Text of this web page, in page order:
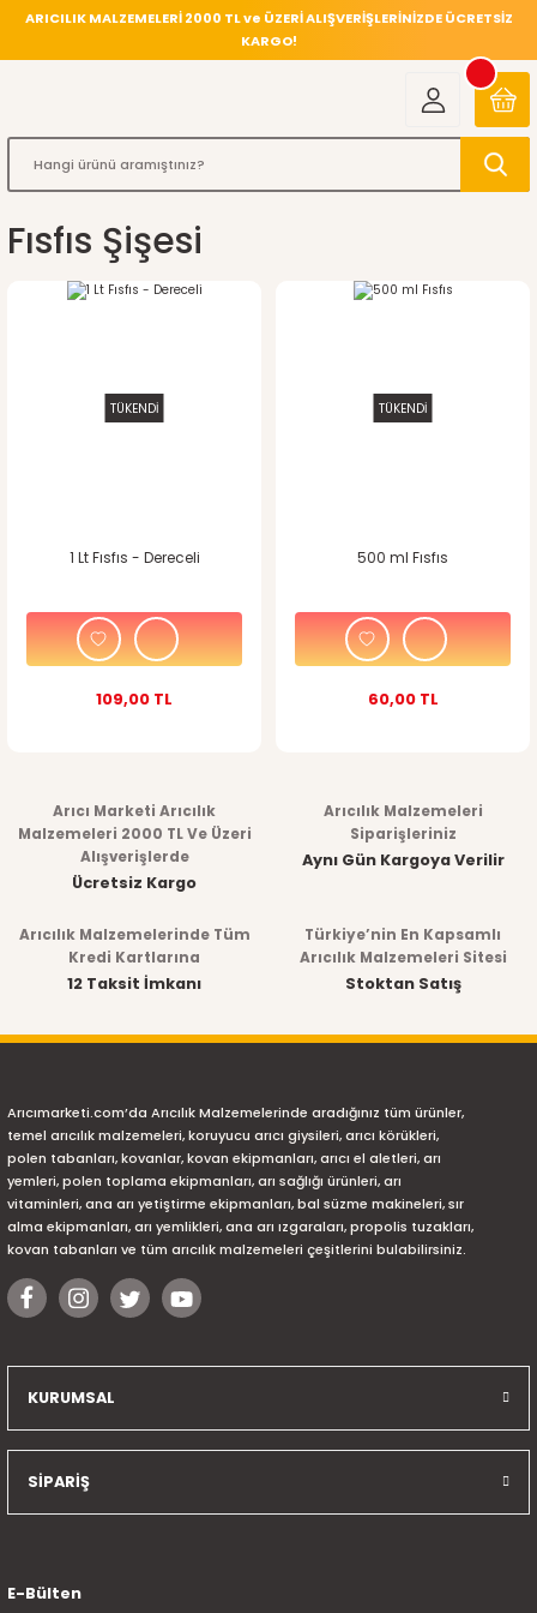
ARICILIK MALZEMELERİ 2000 TL ve ÜZERİ ALIŞVERİŞLERİNİZDE ÜCRETSİZ
KARGO!
Fısfıs Şişesi
TÜKENDİ
1 Lt Fısfıs - Dereceli
109,00 TL
TÜKENDİ
500 ml Fısfıs
60,00 TL
Arıcı Marketi Arıcılık
Malzemeleri 2000 TL Ve Üzeri
Alışverişlerde
Ücretsiz Kargo
Arıcılık Malzemeleri
Siparişleriniz
Aynı Gün Kargoya Verilir
Arıcılık Malzemelerinde Tüm
Kredi Kartlarına
12 Taksit İmkanı
Türkiye’nin En Kapsamlı
Arıcılık Malzemeleri Sitesi
Stoktan Satış
Arıcımarketi.com’da Arıcılık Malzemelerinde aradığınız tüm ürünler,
temel arıcılık malzemeleri, koruyucu arıcı giysileri, arıcı körükleri,
polen tabanları, kovanlar, kovan ekipmanları, arıcı el aletleri, arı
yemleri, polen toplama ekipmanları, arı sağlığı ürünleri, arı
vitaminleri, ana arı yetiştirme ekipmanları, bal süzme makineleri, sır
alma ekipmanları, arı yemlikleri, ana arı ızgaraları, propolis tuzakları,
kovan tabanları ve tüm arıcılık malzemeleri çeşitlerini bulabilirsiniz.
KURUMSAL
SİPARİŞ
E-Bülten